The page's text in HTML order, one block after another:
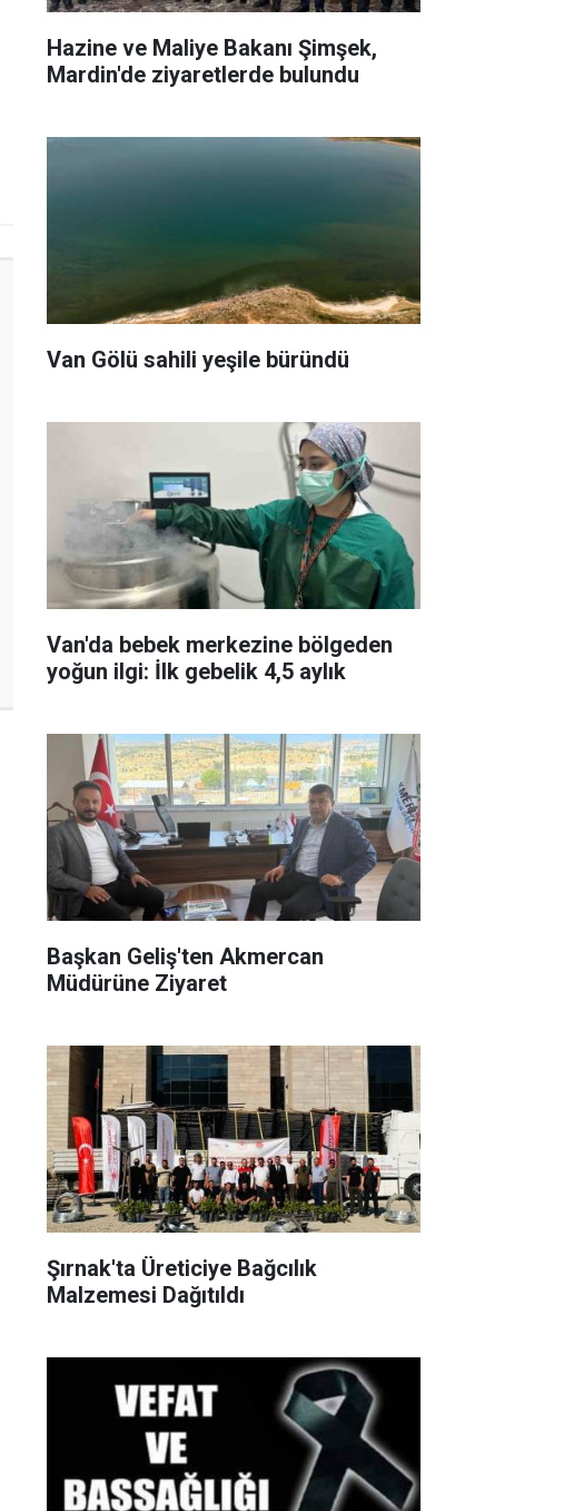
Hazine ve Maliye Bakanı Şimşek,
Mardin'de ziyaretlerde bulundu
Van Gölü sahili yeşile büründü
Van'da bebek merkezine bölgeden
yoğun ilgi: İlk gebelik 4,5 aylık
Başkan Geliş'ten Akmercan
Müdürüne Ziyaret
Şırnak'ta Üreticiye Bağcılık
Malzemesi Dağıtıldı